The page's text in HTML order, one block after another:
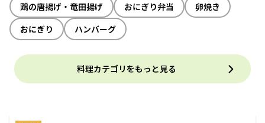
鶏の唐揚げ・竜田揚げ
おにぎり弁当
卵焼き
おにぎり
ハンバーグ
料理カテゴリをもっと見る